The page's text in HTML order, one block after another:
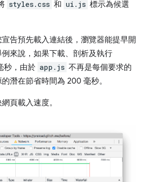
styles.css 和 ui.js 標示為候選
告預先載入連結後，瀏覽器能提早開
來說，如果下載、剖析及執行
秒，由於 app.js 不再是每個要求的
潛在節省時間為 200 毫秒。
頁載入速度。